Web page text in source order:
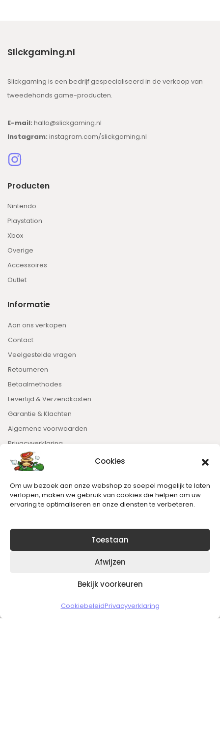
Cookies
Om uw bezoek aan onze webshop zo soepel mogelijk te laten
verlopen, maken we gebruik van cookies die helpen om uw
ervaring te optimaliseren en onze diensten te verbeteren.
Toestaan
Afwijzen
Bekijk voorkeuren
CookiebeleidPrivacyverklaring
Slickgaming.nl
Slickgaming is een bedrijf gespecialiseerd in de verkoop van
tweedehands game-producten.
E-mail: hallo@slickgaming.nl
Instagram: instagram.com/slickgaming.nl
Producten
Nintendo
Playstation
Xbox
Overige
Accessoires
Outlet
Informatie
Aan ons verkopen
Contact
Veelgestelde vragen
Retourneren
Betaalmethodes
Levertijd & Verzendkosten
Garantie & Klachten
Algemene voorwaarden
Privacyverklaring
Nieuwsbrief
Blijft op de hoogte van het laatste nieuws.